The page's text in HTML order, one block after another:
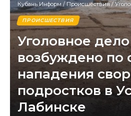
Кубань Информ /Происшествия /Уголовное
ПРОИСШЕСТВИЯ
Уголовное дело
возбуждено по
нападения
подростков в
Лабинске